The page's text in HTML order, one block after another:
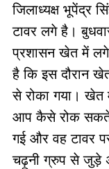
जिलाध्यक्ष भूपेंद्र
टावर लगे है।
प्रशासन खेत में
है कि इस दौरान
से रोका गया।
आप कैसे रोक सकते
गई और वह टावर
चढ़ूनी ग्रुप से जुड़े